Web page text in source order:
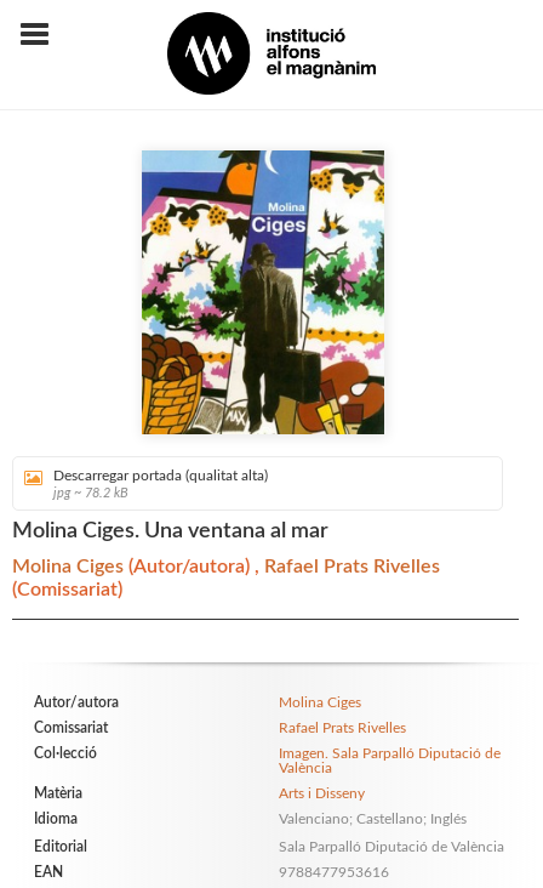
Descarregar portada (qualitat alta)
jpg ~ 78.2 kB
Molina Ciges. Una ventana al mar
Molina Ciges (Autor/autora) , Rafael Prats Rivelles
(Comissariat)
Autor/autora
Molina Ciges
Comissariat
Rafael Prats Rivelles
Col·lecció
Imagen. Sala Parpalló Diputació de
València
Matèria
Arts i Disseny
Idioma
Valenciano; Castellano; Inglés
Editorial
Sala Parpalló Diputació de València
EAN
9788477953616